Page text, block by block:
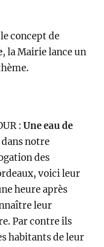
concept de
, la Mairie lance un
:Une eau de
notre
des
voici leur
heure après
leur
Par contre ils
habitants de leur